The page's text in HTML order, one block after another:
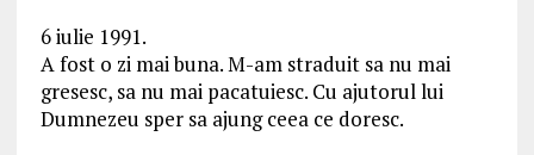
6 iulie 1991.
A fost o zi mai buna. M-am straduit sa nu mai
gresesc, sa nu mai pacatuiesc. Cu ajutorul lui
Dumnezeu sper sa ajung ceea ce doresc.